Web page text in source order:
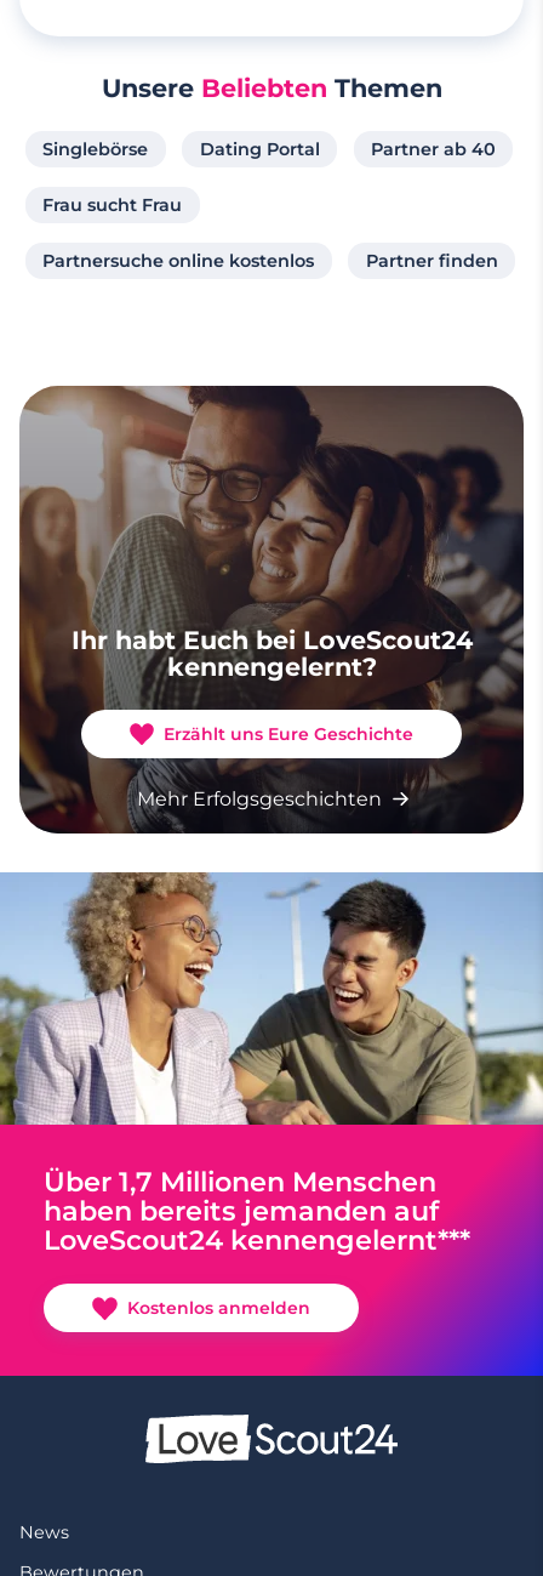
Unsere Beliebten Themen
Singlebörse Dating Portal Partner ab 40
Frau sucht Frau
Partnersuche online kostenlos Partner finden
Ihr habt Euch bei LoveScout24
kennengelernt?
Erzählt uns Eure Geschichte
Mehr Erfolgsgeschichten
Über 1,7 Millionen Menschen
haben bereits jemanden auf
LoveScout24 kennengelernt***
Kostenlos anmelden
News